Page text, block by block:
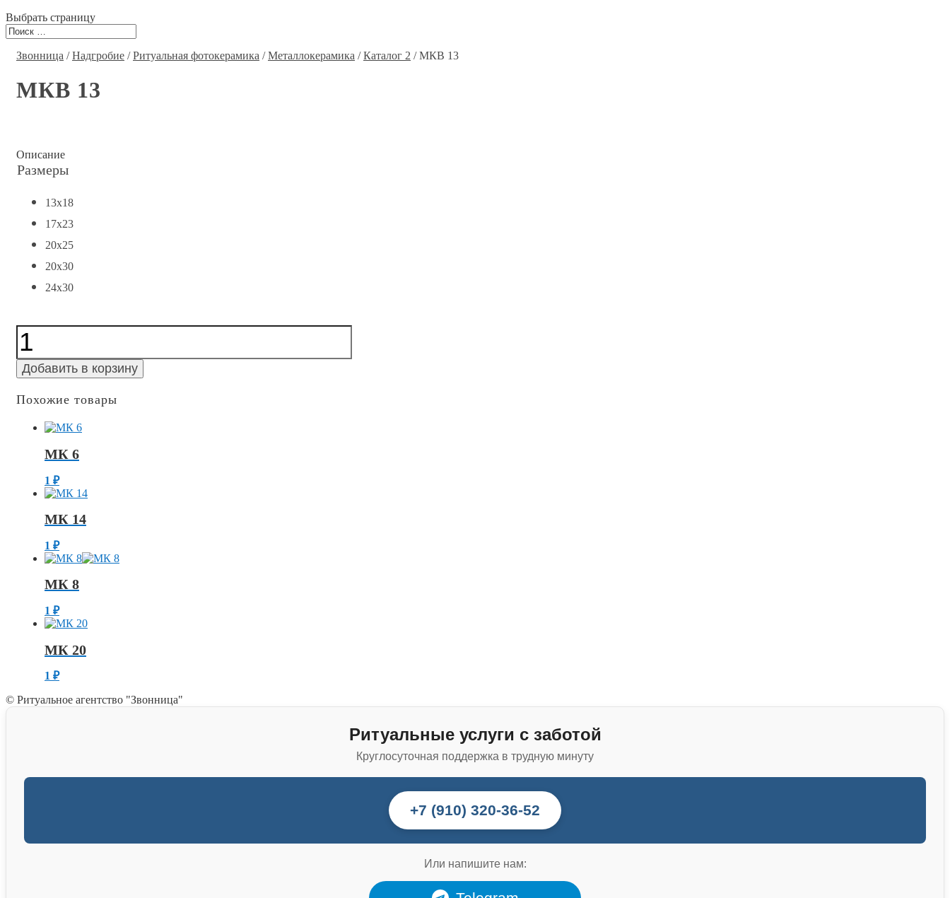
Выбрать страницу
Звонница /Надгробие /Ритуальная фотокерамика /Металлокерамика /Каталог 2 / МКВ 13
МКВ 13
Описание
Размеры
13x18
17x23
20x25
20x30
24x30
Количество
13
Добавить в корзину
Похожие товары
МК 6
1 ₽
МК 14
1 ₽
МК 8
1 ₽
МК 20
1 ₽
© Ритуальное агентство "Звонница"
Ритуальные услуги с заботой
Круглосуточная поддержка в трудную минуту
+7 (910) 320-36-52
Или напишите нам: